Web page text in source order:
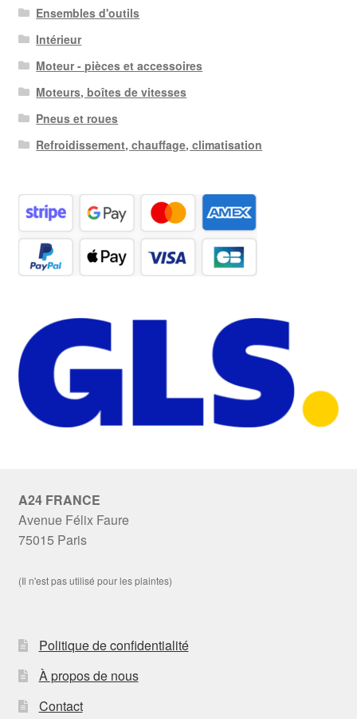
Ensembles d'outils
Intérieur
Moteur - pièces et accessoires
Moteurs, boîtes de vitesses
Pneus et roues
Refroidissement, chauffage, climatisation
A24 FRANCE
Avenue Félix Faure
75015 Paris
(Il n'est pas utilisé pour les plaintes)
Politique de confidentialité
À propos de nous
Contact